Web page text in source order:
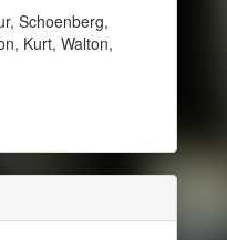
Schoenberg,
Kurt, Walton,